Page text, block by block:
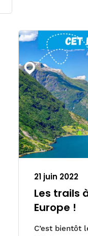
21 juin 2022
Les trails
Europe !
C’est bientôt